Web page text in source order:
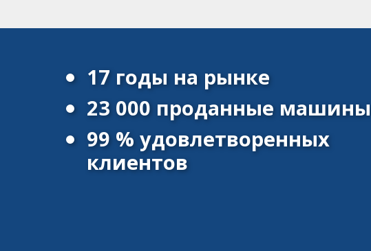
17 годы на рынке
23 000 проданные машины
99 % удовлетворенных
клиентов